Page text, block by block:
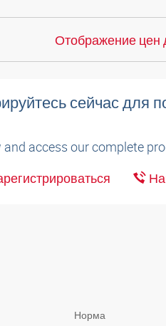
Отображение цен
сейчас для
and access our complete
Норма